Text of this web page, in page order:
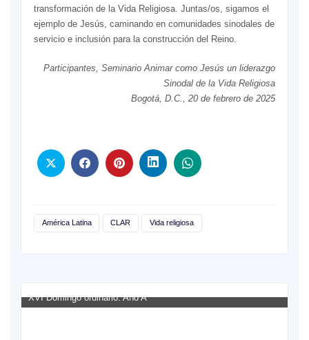
transformación de la Vida Religiosa. Juntas/os, sigamos el
ejemplo de Jesús, caminando en comunidades sinodales de
servicio e inclusión para la construcción del Reino.
Participantes, Seminario Animar como Jesús un liderazgo
Sinodal de la Vida Religiosa
Bogotá, D.C., 20 de febrero de 2025
América Latina CLAR Vida religiosa